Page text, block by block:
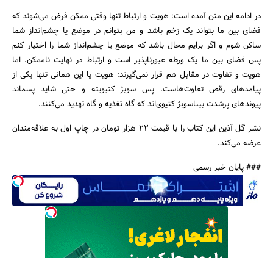
در ادامه این متن آمده است: هویت و ارتباط تنها وقتی ممکن فرض می‌شوند که
فضای بین ما بتواند یک زخم باشد و من بتوانم در موضع یا چشم‌انداز شما
ساکن شوم و اگر برایم محال باشد که موضع یا چشم‌انداز شما را اختیار کنم
پس فضای بین ما یک ورطه عبورناپذیر است و ارتباط در نهایت ناممکن. اما
هویت و تفاوت در مقابل هم قرار نمی‌گیرند: هویت یا این‌ همانی تنها یکی از
پیامدهای رقص تفاوت‌هاست. پس سوبژ کتیویته و حتی شاید پسماند
پیوندهای پرشدت بیناسوبژ کتیوی‌اند که گاه تغذیه و گاه تهدید می‌کنند.
نشر گل آذین این کتاب را با قیمت 22 هزار تومان در چاپ اول به علاقه‌مندان
عرضه می‌کند.
### پایان خبر رسمی